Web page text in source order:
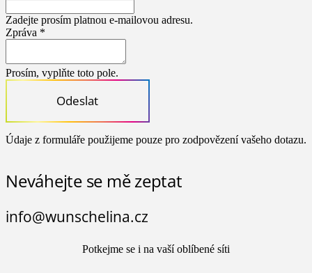
Zadejte prosím platnou e-mailovou adresu.
Zpráva *
Prosím, vyplňte toto pole.
Odeslat
Údaje z formuláře použijeme pouze pro zodpovězení vašeho dotazu.
Neváhejte se mě zeptat
info@wunschelina.cz
Potkejme se i na vaší oblíbené síti